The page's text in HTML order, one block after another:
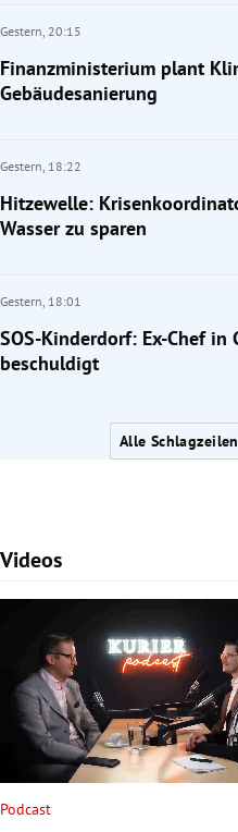
Gestern, 20:15
Finanzministerium plant
Gebäudesanierung
Gestern, 18:22
Hitzewelle:
Wasser zu sparen
Gestern, 18:01
SOS-Kinderdorf: Ex-Chef in
beschuldigt
Alle
Videos
Slide 1 von 7
Podcast